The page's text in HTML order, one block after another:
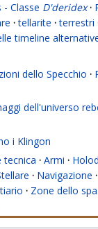
- Classe D'deridex ·
· tellarite · terrestri
timeline
dello Specchio ·
dell'universo
i Klingon
tecnica · Armi ·
· Navigazione ·
· Zone dello